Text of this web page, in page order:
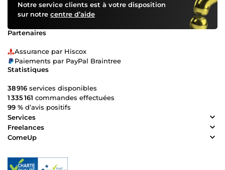
Notre service clients est à votre disposition
sur notre centre d’aide
Partenaires
Assurance par Hiscox
Paiements par PayPal Braintree
Statistiques
38 916 services disponibles
1 335 161 commandes effectuées
99 % d’avis positifs
Services
Freelances
ComeUp